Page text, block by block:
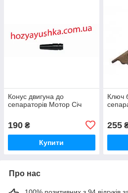
Конус двигуна до
сепараторів Мотор Січ
190 ₴
Купити
Ключ
255
Про нас